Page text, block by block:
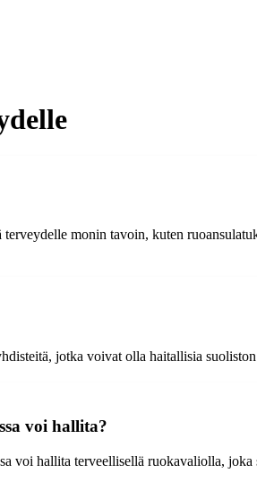
monin tavoin, kuten
jotka voivat olla haitallisia
voi hallita?
voi hallita terveellisellä ruokavaliolla, joka